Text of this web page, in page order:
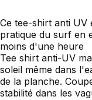
Ce tee-shirt anti UV
pratique du surf en
moins d'une heure
Tee shirt anti-UV
soleil même dans
de la planche.
stabilité dans les